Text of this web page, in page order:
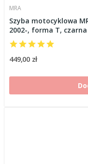
MRA
Szyba motocyklowa
2002-, forma T, czarna
449,00 zł